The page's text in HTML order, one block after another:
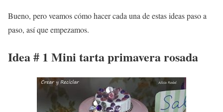
Bueno, pero veamos cómo hacer cada una de estas ideas paso a
paso, así que empezamos.
Idea # 1 Mini tarta primavera rosada